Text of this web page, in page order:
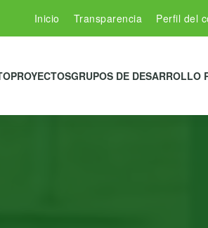
Inicio Transparencia Perfil del
PROYECTOSGRUPOS DE DESARROLLO